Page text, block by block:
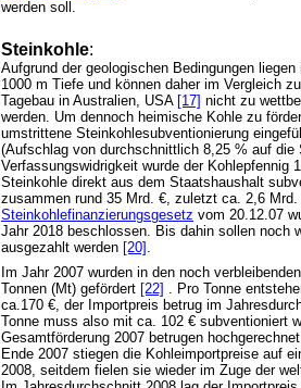
werden soll.
Steinkohle:
Aufgrund der geologischen Bedingungen
1000 m Tiefe und können daher im Vergleich
Tagebau in Australien, USA [17] nicht zu
werden. Um dennoch heimische Kohle zu
umstrittene Steinkohlesubventionierung
(Aufschlag von durchschnittlich 8,25 % auf die
Verfassungswidrigkeit wurde der Kohlepfennig
Steinkohle direkt aus dem Staatshaushalt
zusammen rund 35 Mrd. €, zuletzt ca. 2,6
Steinkohlefinanzierungsgesetz vom 20.12.07
Jahr 2018 beschlossen. Bis dahin sollen noch
ausgezahlt werden [20] .
Im Jahr 2007 wurden in den noch
Tonnen (Mt) gefördert [22] . Pro Tonne
ca.170 €, der Importpreis betrug im
Tonne muss also mit ca. 102 € subventioniert
Gesamtförderung 2007 betrugen
Ende 2007 stiegen die Kohleimportpreise auf
2008, seitdem fielen sie wieder im Zuge der